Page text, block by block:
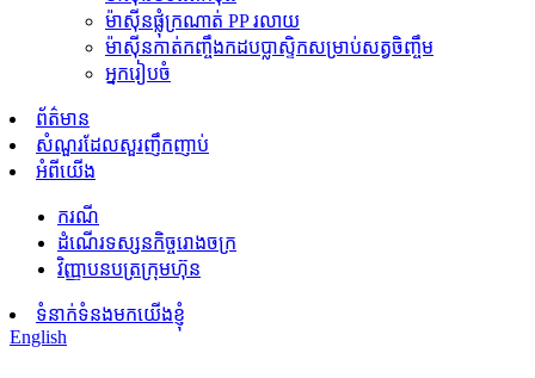
ម៉ាស៊ីន​ផ្លុំ​ក្រណាត់ PP រលាយ
ម៉ាស៊ីនកាត់កញ្ចឹងកដបប្លាស្ទិកសម្រាប់សត្វចិញ្ចឹម
អ្នករៀបចំ
ព័ត៌មាន
សំណួរដែលសួរញឹកញាប់
អំពីយើង
ករណី
ដំណើរទស្សនកិច្ចរោងចក្រ
វិញ្ញាបនបត្រក្រុមហ៊ុន
ទំនាក់ទំនងមកយើងខ្ញុំ
English